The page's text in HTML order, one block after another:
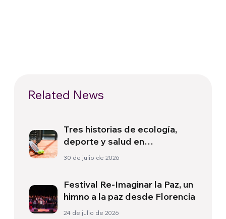
Related News
Tres historias de ecología,
deporte y salud en
Sudamérica
30 de julio de 2026
Festival Re-Imaginar la Paz, un
himno a la paz desde Florencia
24 de julio de 2026